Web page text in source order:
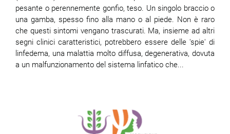
pesante o perennemente gonfio, teso. Un singolo braccio o
una gamba, spesso fino alla mano o al piede. Non è raro
che questi sintomi vengano trascurati. Ma, insieme ad altri
segni clinici caratteristici, potrebbero essere delle 'spie' di
linfedema, una malattia molto diffusa, degenerativa, dovuta
a un malfunzionamento del sistema linfatico che...